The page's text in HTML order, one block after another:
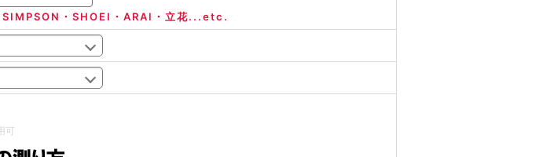
・SHOEI・ARAI・立花...etc.
可